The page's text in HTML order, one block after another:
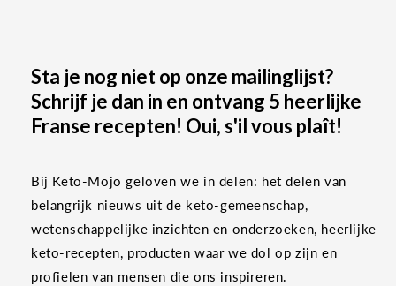
Sta je nog niet op onze mailinglijst?
Schrijf je dan in en ontvang 5 heerlijke
Franse recepten! Oui, s'il vous plaît!
Bij Keto-Mojo geloven we in delen: het delen van
belangrijk nieuws uit de keto-gemeenschap,
wetenschappelijke inzichten en onderzoeken, heerlijke
keto-recepten, producten waar we dol op zijn en
profielen van mensen die ons inspireren.